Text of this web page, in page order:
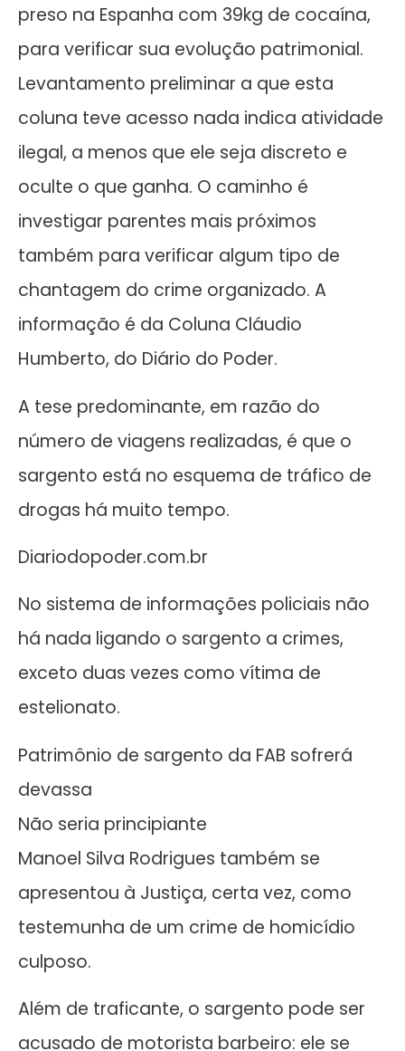
preso na Espanha com 39kg de cocaína,
para verificar sua evolução patrimonial.
Levantamento preliminar a que esta
coluna teve acesso nada indica atividade
ilegal, a menos que ele seja discreto e
oculte o que ganha. O caminho é
investigar parentes mais próximos
também para verificar algum tipo de
chantagem do crime organizado. A
informação é da Coluna Cláudio
Humberto, do Diário do Poder.
A tese predominante, em razão do
número de viagens realizadas, é que o
sargento está no esquema de tráfico de
drogas há muito tempo.
Diariodopoder.com.br
No sistema de informações policiais não
há nada ligando o sargento a crimes,
exceto duas vezes como vítima de
estelionato.
Patrimônio de sargento da FAB sofrerá
devassa
Não seria principiante
Manoel Silva Rodrigues também se
apresentou à Justiça, certa vez, como
testemunha de um crime de homicídio
culposo.
Além de traficante, o sargento pode ser
acusado de motorista barbeiro: ele se